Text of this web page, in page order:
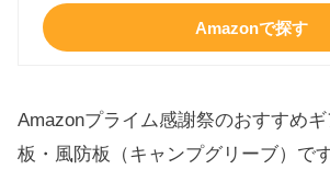
Amazonで探す
Amazonプライム感謝祭のおすすめ
板・風防板（キャンプグリーブ）です